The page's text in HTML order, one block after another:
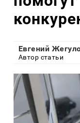
Евгений
Автор статьи